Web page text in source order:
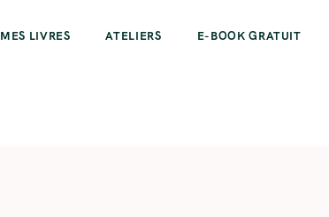
MES LIVRES ATELIERS E-BOOK GRATUIT